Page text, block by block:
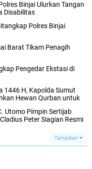
Binjai Ulurkan Tangan
Disabilitas
Polres Binjai
Barat Tikam Penagih
Pengedar Ekstasi di
1446 H, Kapolda Sumut
Hewan Qurban untuk
Utomo Pimpin Sertijab
Peter Siagian Resmi
Tampilkan